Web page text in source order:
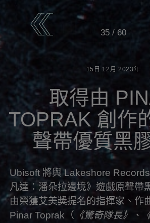
35/ 60
15日 12月 2023年
取得由
TOPRAK 創作
聲帶優質黑
Ubisoft 將與 Lakeshore
凡達：潘朵拉邊境》遊戲原聲帶
由榮獲艾美獎提名的指揮家、作
Pinar Toprak（ 《驚奇隊長》、